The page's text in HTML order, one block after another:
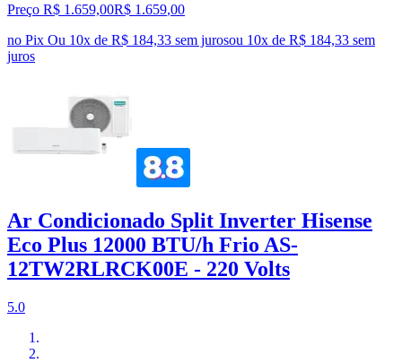
Preço R$ 1.659,00R$ 1.659,00
no Pix Ou 10x de R$ 184,33 sem jurosou 10x de R$ 184,33 sem
juros
Ar Condicionado Split Inverter Hisense
Eco Plus 12000 BTU/h Frio AS-
12TW2RLRCK00E - 220 Volts
5.0